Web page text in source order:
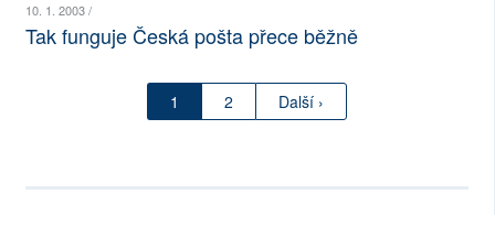
10. 1. 2003 /
Tak funguje Česká pošta přece běžně
1 2 Další ›